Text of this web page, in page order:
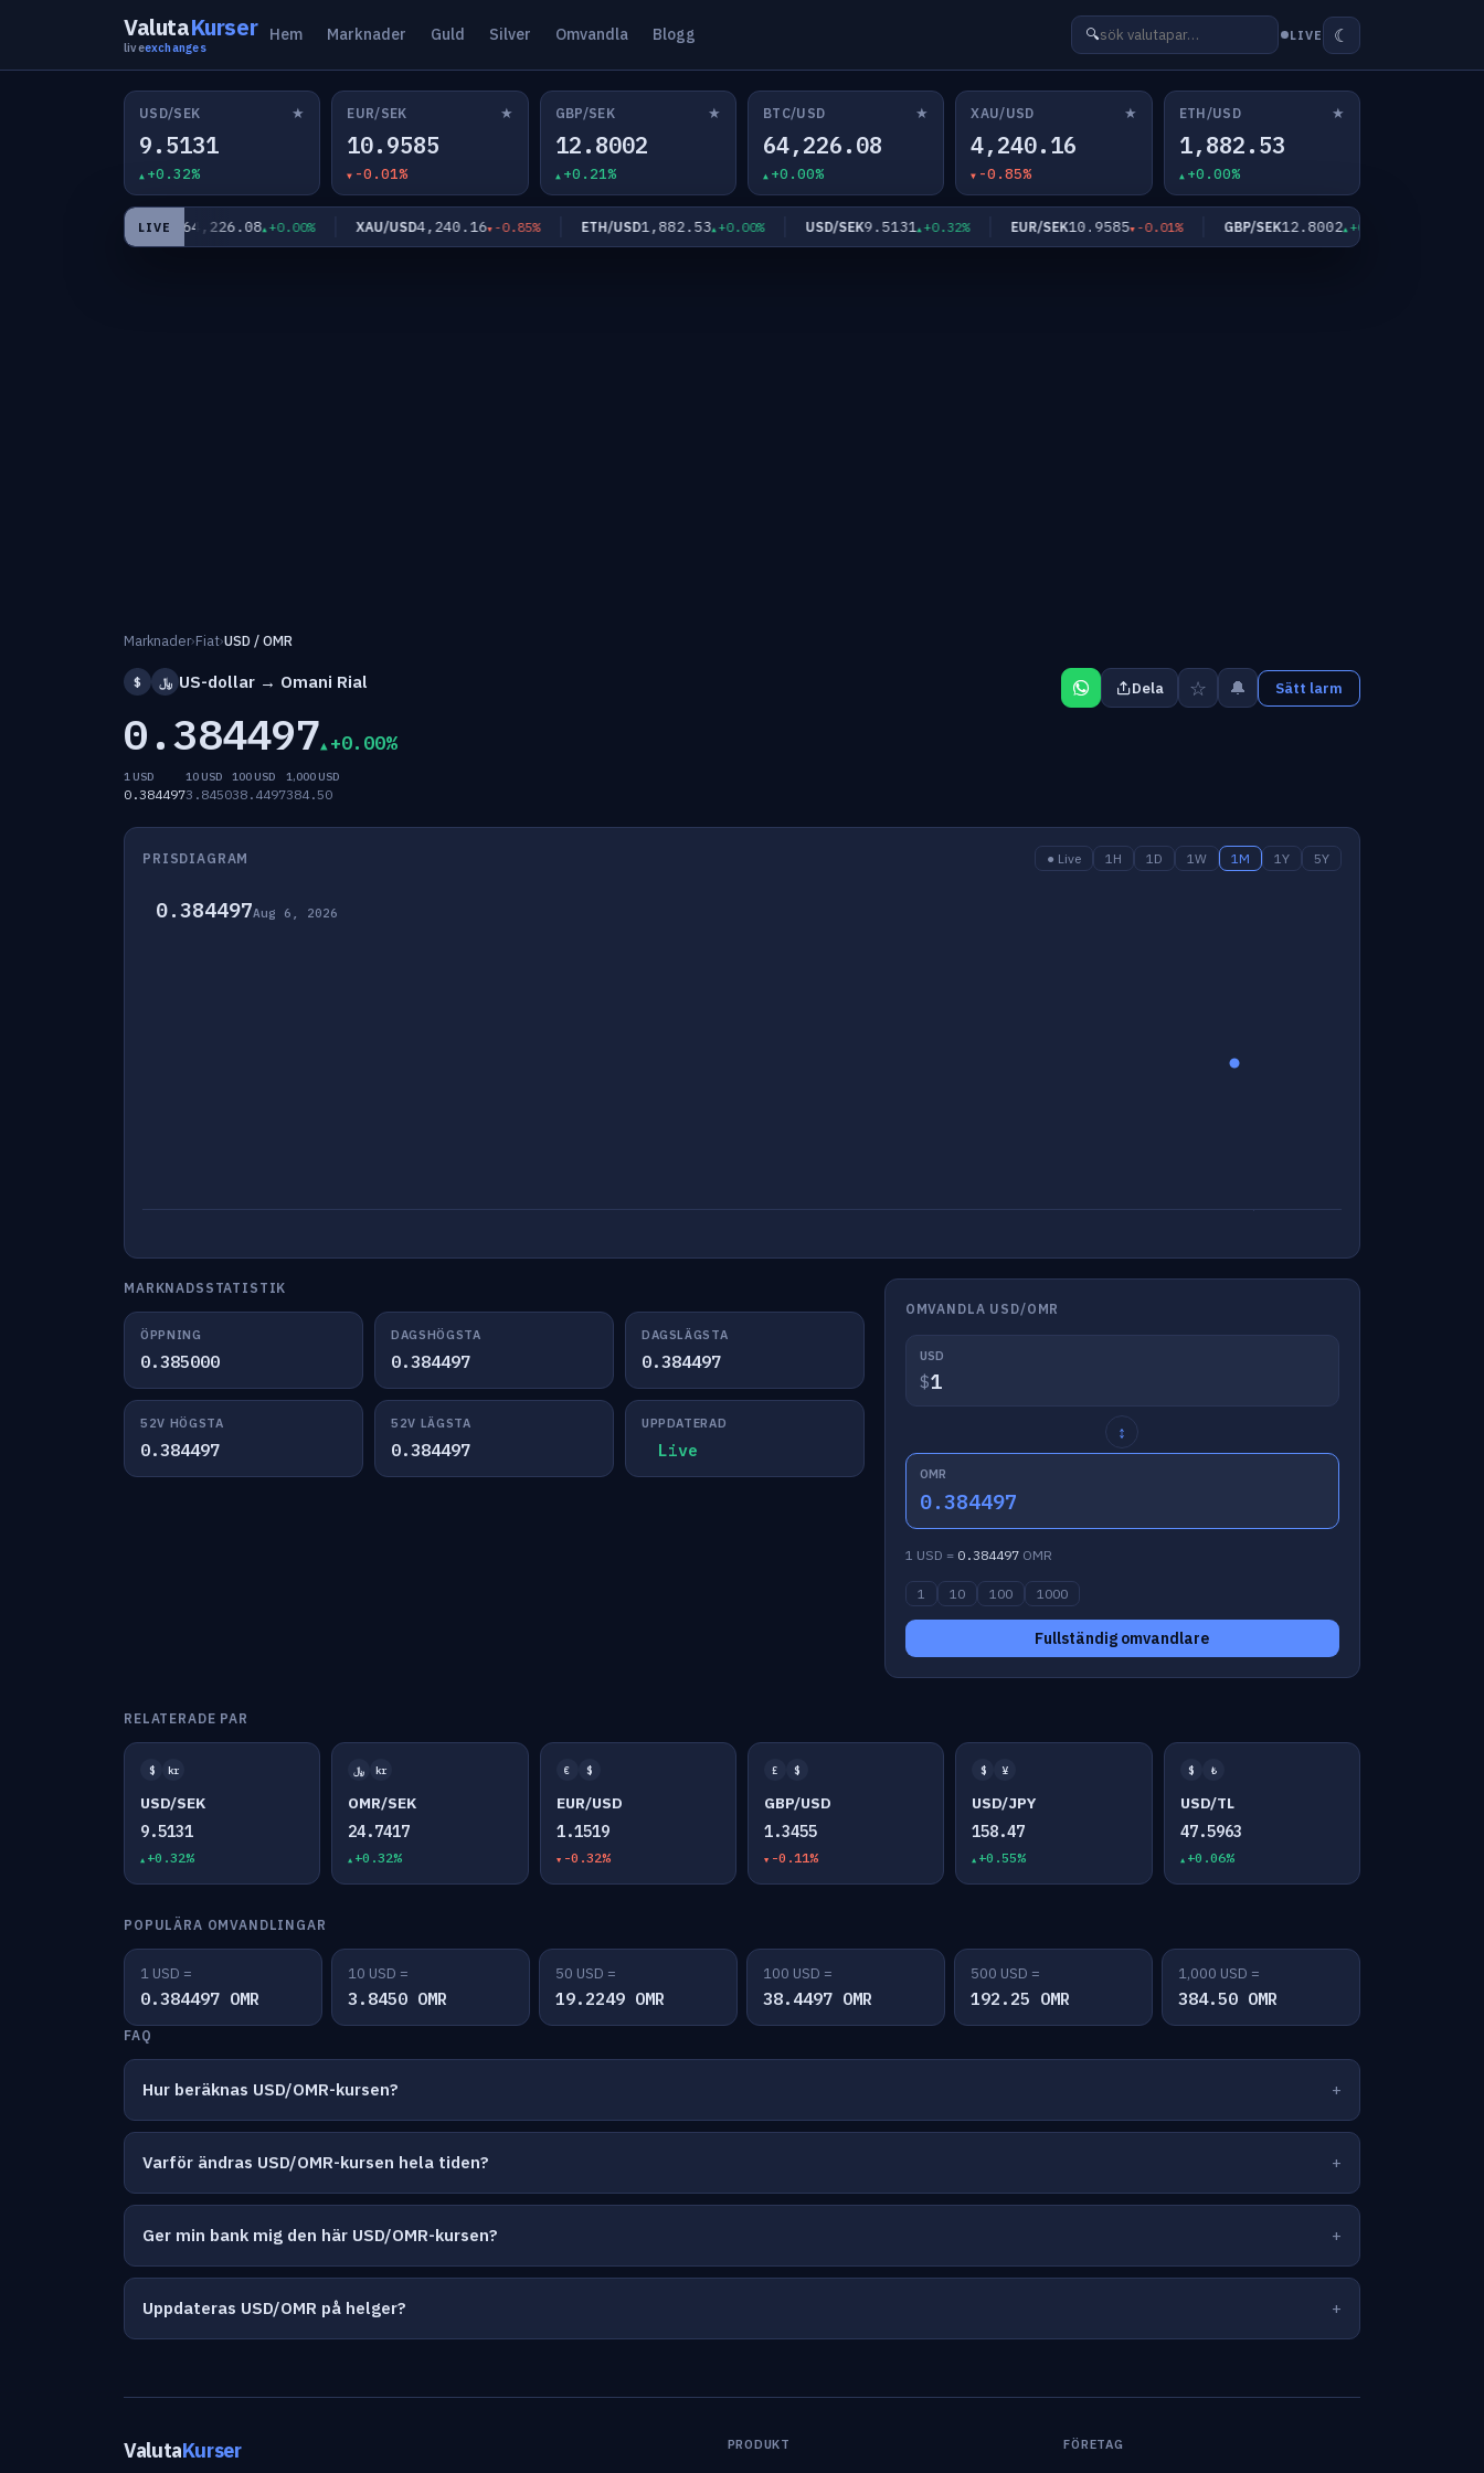
ValutaKurser
liveexchanges
Hem Marknader Guld Silver Omvandla Blogg 🔍 LIVE ☾
USD/SEK ★
9.5131
+0.32%
EUR/SEK ★
10.9585
-0.01%
GBP/SEK ★
12.8002
+0.21%
BTC/USD ★
64,226.08
+0.00%
XAU/USD ★
4,240.16
-0.85%
ETH/USD ★
1,882.53
+0.00%
LIVE
BTC/USD64,226.08 +0.00% XAU/USD4,240.16 -0.85% ETH/USD1,882.53 +0.00% USD/SEK9.5131 +0.32% EUR/SEK10.9585 -0.01% GBP/SEK12.8002 +0.21%
Marknader›Fiat›USD / OMR
$ ﷼ US-dollar → Omani Rial
0.384497 +0.00%
1 USD
0.384497
10 USD
3.8450
100 USD
38.4497
1,000 USD
384.50
Dela ☆ 🔔 Sätt larm
PRISDIAGRAM ● Live 1H 1D 1W 1M 1Y 5Y
0.384497Aug 6, 2026
MARKNADSSTATISTIK
ÖPPNING
0.385000
DAGSHÖGSTA
0.384497
DAGSLÄGSTA
0.384497
52V HÖGSTA
0.384497
52V LÄGSTA
0.384497
UPPDATERAD
Live
OMVANDLA USD/OMR
USD
$
↕
OMR
0.384497
1 USD = 0.384497OMR
1 10 100 1000
Fullständig omvandlare
RELATERADE PAR
$ kr
USD/SEK
9.5131
+0.32%
﷼ kr
OMR/SEK
24.7417
+0.32%
€ $
EUR/USD
1.1519
-0.32%
£ $
GBP/USD
1.3455
-0.11%
$ ¥
USD/JPY
158.47
+0.55%
$ ₺
USD/TL
47.5963
+0.06%
POPULÄRA OMVANDLINGAR
1 USD =
0.384497 OMR
10 USD =
3.8450 OMR
50 USD =
19.2249 OMR
100 USD =
38.4497 OMR
500 USD =
192.25 OMR
1,000 USD =
384.50 OMR
FAQ
Hur beräknas USD/OMR-kursen?
Varför ändras USD/OMR-kursen hela tiden?
Ger min bank mig den här USD/OMR-kursen?
Uppdateras USD/OMR på helger?
ValutaKurser PRODUKT FÖRETAG